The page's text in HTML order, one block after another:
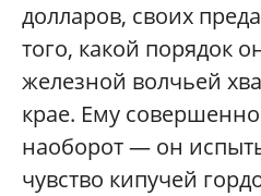
долларов, своих
того, какой порядок
железной волчьей
крае. Ему
наоборот — он
чувство кипучей